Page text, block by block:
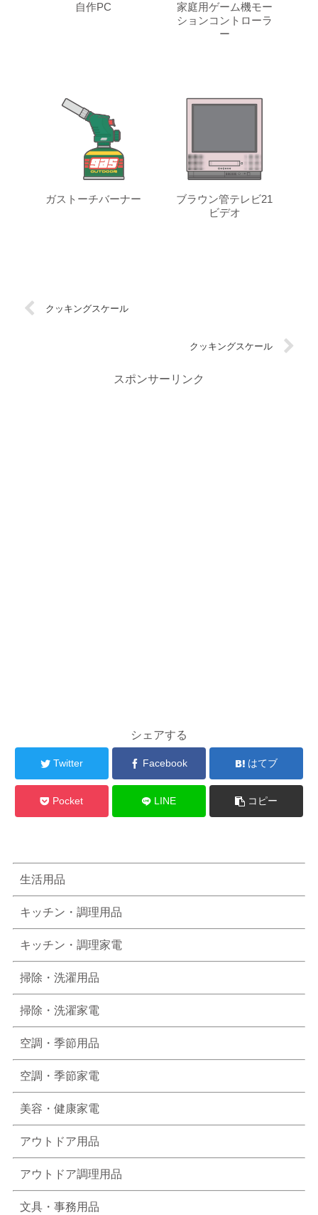
自作PC
家庭用ゲーム機モー
ションコントローラ
ー
ガストーチバーナー
ブラウン管テレビ21
ビデオ
クッキングスケール
クッキングスケール
スポンサーリンク
シェアする
Twitter Facebook はてブ
Pocket LINE コピー
生活用品
キッチン・調理用品
キッチン・調理家電
掃除・洗濯用品
掃除・洗濯家電
空調・季節用品
空調・季節家電
美容・健康家電
アウトドア用品
アウトドア調理用品
文具・事務用品